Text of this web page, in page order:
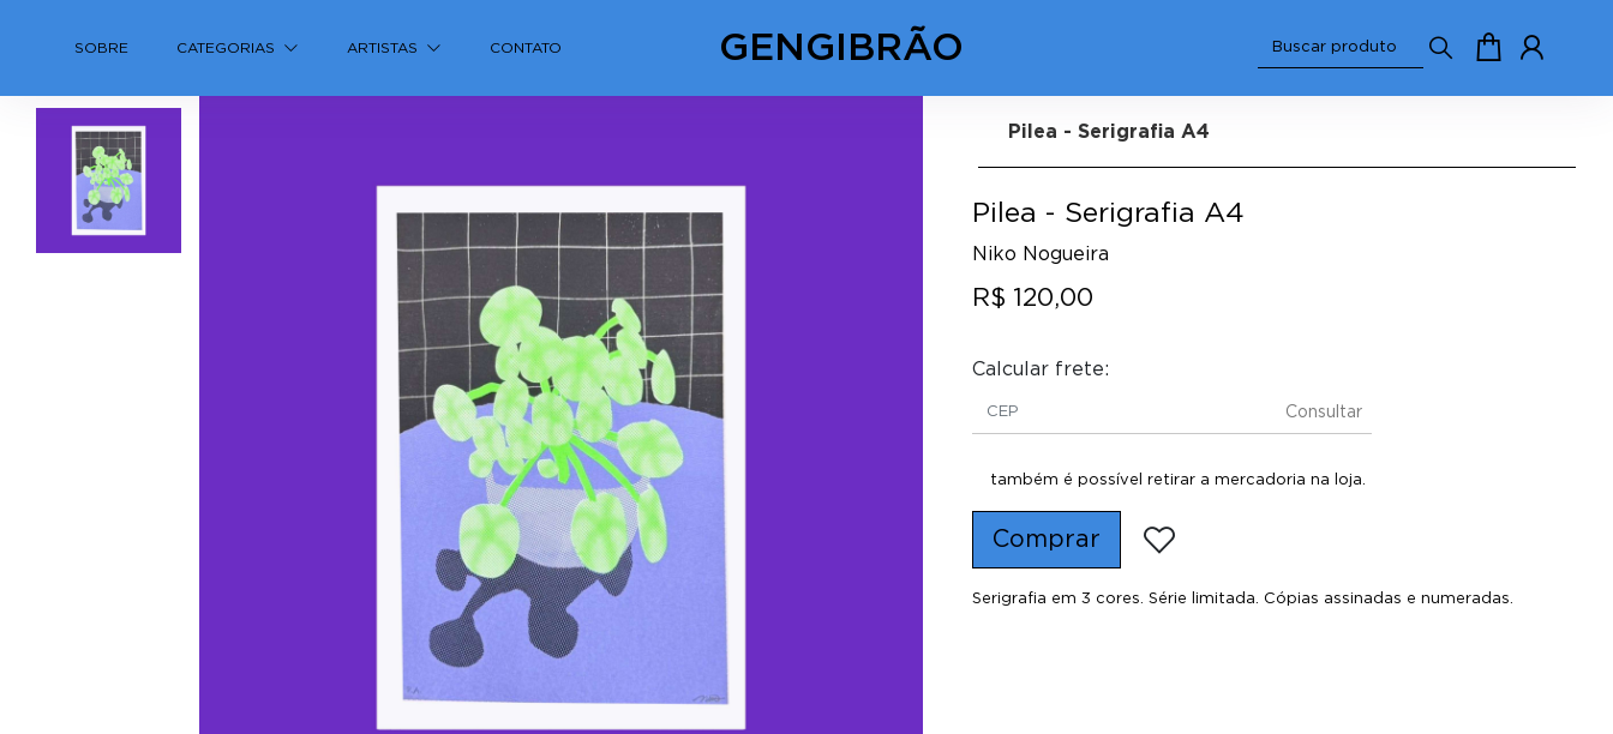
SOBRE CATEGORIAS ARTISTAS CONTATO GENGIBRÃO
Pilea - Serigrafia A4
Pilea - Serigrafia A4
Niko Nogueira
R$ 120,00
Calcular frete:
Consultar
também é possível retirar a mercadoria na loja.
Comprar
Serigrafia em 3 cores. Série limitada. Cópias assinadas e numeradas.